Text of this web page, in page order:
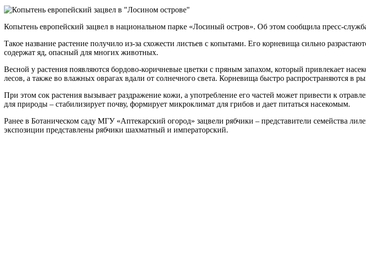
Копытень европейский зацвел в национальном парке «Лосиный остров». Об этом сообщила пресс-
Такое название растение получило из-за схожести листьев с копытами. Его корневища сильно
содержат яд, опасный для многих животных.
Весной у растения появляются бордово-коричневые цветки с пряным запахом, который привлекает
лесов, а также во влажных оврагах вдали от солнечного света. Корневища быстро распространяются в
При этом сок растения вызывает раздражение кожи, а употребление его частей может привести к
для природы – стабилизирует почву, формирует микроклимат для грибов и дает питаться насекомым.
Ранее в Ботаническом саду МГУ «Аптекарский огород» зацвели рябчики – представители семейства
экспозиции представлены рябчики шахматный и императорский.